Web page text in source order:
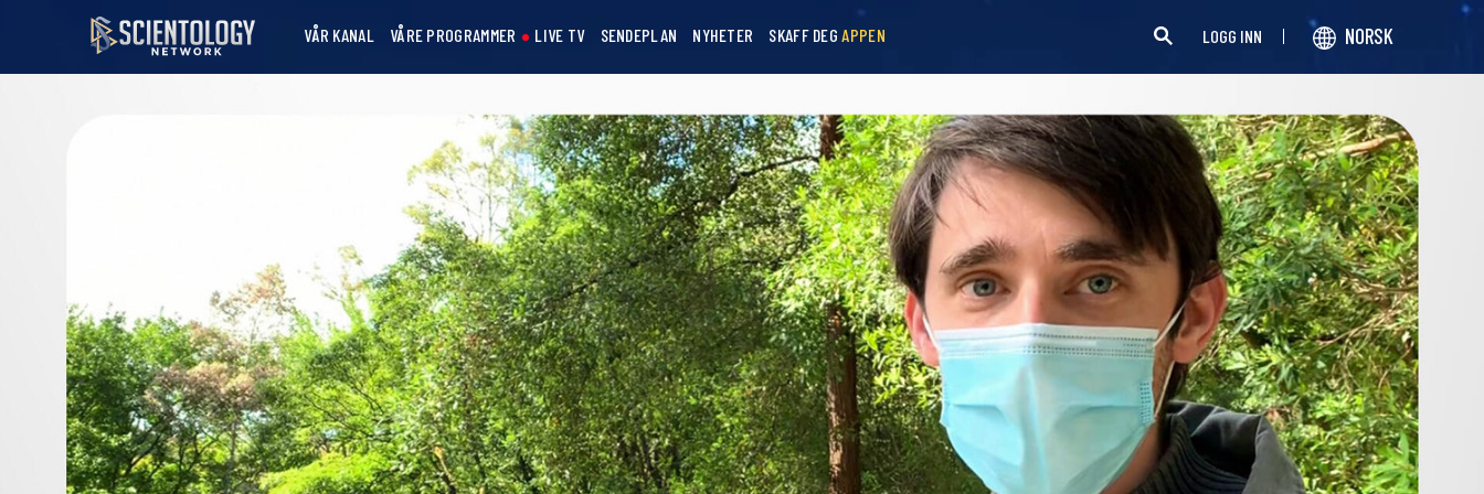
VÅR KANAL VÅRE PROGRAMMER LIVE TV SENDEPLAN NYHETER SKAFF DEGAPPEN LOGG INN NORSK